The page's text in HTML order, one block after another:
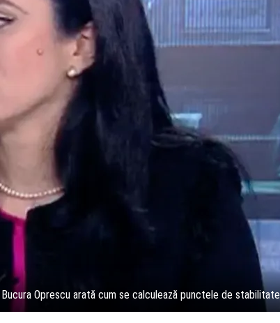
Oprescu arată cum se calculează punctele de stabilitate